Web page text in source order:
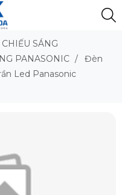
SÁNG
PANASONIC /
Đèn
Led Panasonic